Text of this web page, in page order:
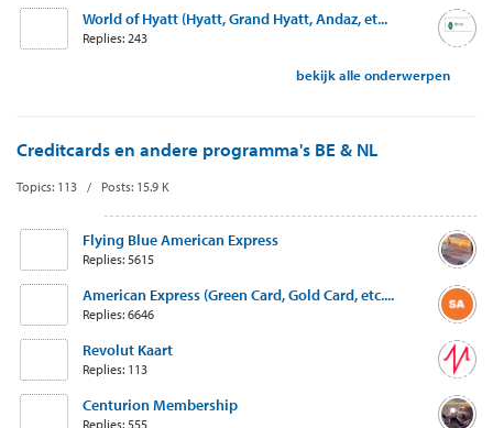
World of Hyatt (Hyatt, Grand Hyatt, Andaz, et...
Replies: 243
bekijk alle onderwerpen
Creditcards en andere programma's BE & NL
Topics: 113 / Posts: 15.9 K
Flying Blue American Express
Replies: 5615
American Express (Green Card, Gold Card, etc....
Replies: 6646
Revolut Kaart
Replies: 113
Centurion Membership
Replies: 555